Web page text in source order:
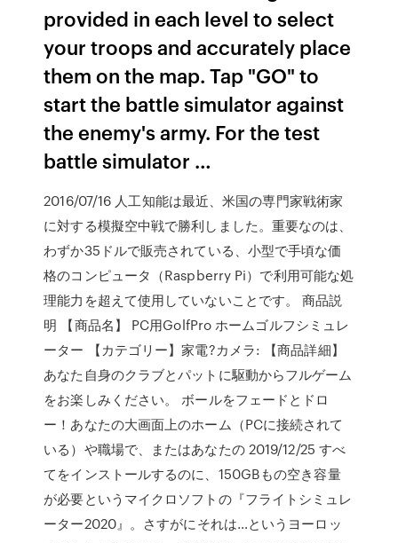
provided in each level to select
your troops and accurately place
them on the map. Tap "GO" to
start the battle simulator against
the enemy's army. For the test
battle simulator …
2016/07/16 人工知能は最近、米国の専門家戦術家
に対する模擬空中戦で勝利しました。重要なのは、
わずか35ドルで販売されている、小型で手頃な価
格のコンピュータ（Raspberry Pi）で利用可能な処
理能力を超えて使用していないことです。 商品説
明 【商品名】 PC用GolfPro ホームゴルフシミュレ
ーター 【カテゴリー】家電?カメラ: 【商品詳細】
あなた自身のクラブとパットに駆動からフルゲーム
をお楽しみください。 ボールをフェードとドロ
ー！あなたの大画面上のホーム（PCに接続されて
いる）や職場で、またはあなたの 2019/12/25 すべ
てをインストールするのに、150GBもの空き容量
が必要というマイクロソフトの『フライトシミュレ
ーター2020』。さすがにそれは…というヨーロッ